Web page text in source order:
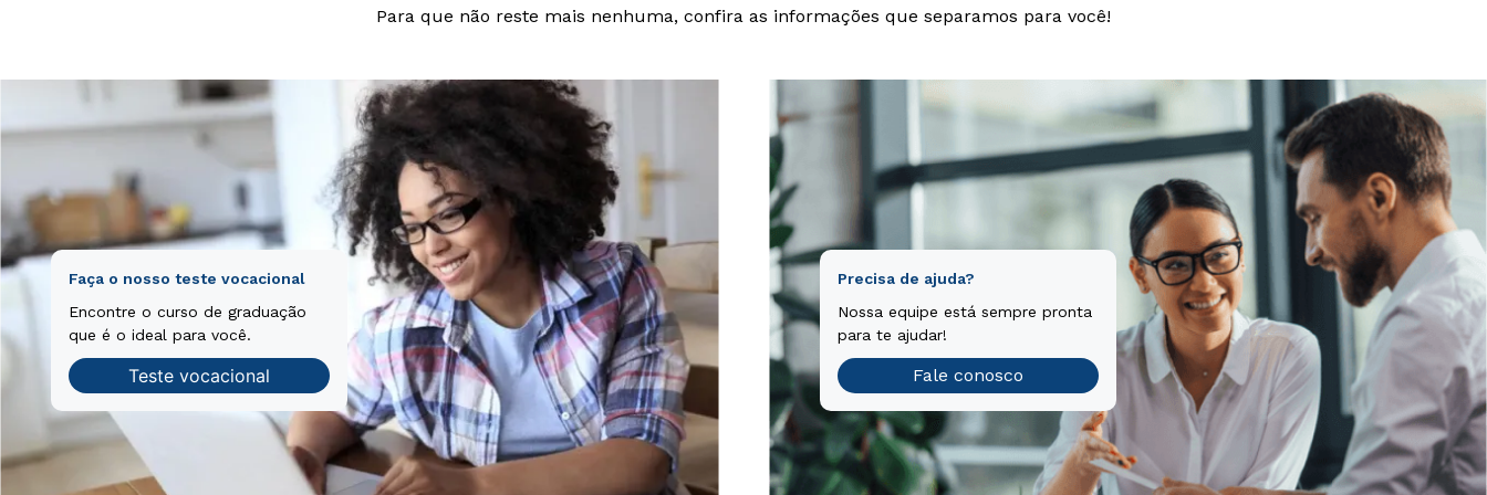
Para que não reste mais nenhuma, confira as informações que separamos para você!
Faça o nosso teste vocacional
Encontre o curso de graduação
que é o ideal para você.
Teste vocacional
Precisa de ajuda?
Nossa equipe está sempre pronta
para te ajudar!
Fale conosco